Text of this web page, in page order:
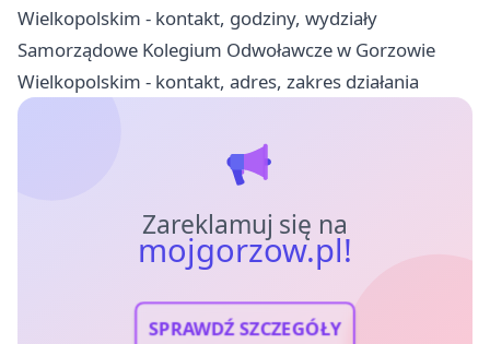
Wielkopolskim - kontakt, godziny, wydziały
Samorządowe Kolegium Odwoławcze w Gorzowie
Wielkopolskim - kontakt, adres, zakres działania
Zareklamuj się na
mojgorzow.pl!
SPRAWDŹ SZCZEGÓŁY